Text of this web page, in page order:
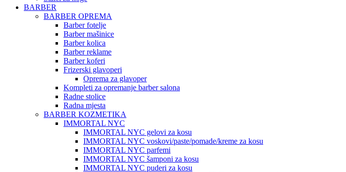
BARBER
BARBER OPREMA
Barber fotelje
Barber mašinice
Barber kolica
Barber reklame
Barber koferi
Frizerski glavoperi
Oprema za glavoper
Kompleti za opremanje barber salona
Radne stolice
Radna mjesta
BARBER KOZMETIKA
IMMORTAL NYC
IMMORTAL NYC gelovi za kosu
IMMORTAL NYC voskovi/paste/pomade/kreme za kosu
IMMORTAL NYC parfemi
IMMORTAL NYC šamponi za kosu
IMMORTAL NYC puderi za kosu